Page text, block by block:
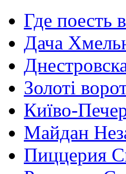
Где поесть
Дача
Золоті
Київо-
Майдан
Пиццерия